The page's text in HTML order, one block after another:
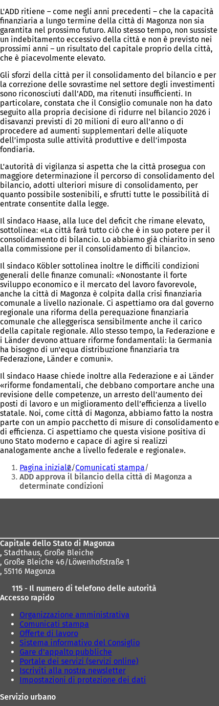
L'ADD ritiene – come negli anni precedenti – che la capacità
finanziaria a lungo termine della città di Magonza non sia
garantita nel prossimo futuro. Allo stesso tempo, non sussiste
un indebitamento eccessivo della città e non è previsto nei
prossimi anni – un risultato del capitale proprio della città,
che è piacevolmente elevato.
Gli sforzi della città per il consolidamento del bilancio e per
la correzione delle sovrastime nel settore degli investimenti
sono riconosciuti dall’ADD, ma ritenuti insufficienti. In
particolare, constata che il Consiglio comunale non ha dato
seguito alla propria decisione di ridurre nel bilancio 2026 i
disavanzi previsti di 20 milioni di euro all’anno o di
procedere ad aumenti supplementari delle aliquote
dell’imposta sulle attività produttive e dell’imposta
fondiaria.
L'autorità di vigilanza si aspetta che la città prosegua con
maggiore determinazione il percorso di consolidamento del
bilancio, adotti ulteriori misure di consolidamento, per
quanto possibile sostenibili, e sfrutti tutte le possibilità di
entrate consentite dalla legge.
Il sindaco Haase, alla luce del deficit che rimane elevato,
sottolinea: «La città farà tutto ciò che è in suo potere per il
consolidamento di bilancio. Lo abbiamo già chiarito in seno
alla commissione per il consolidamento di bilancio».
Il sindaco Köbler sottolinea inoltre le difficili condizioni
generali delle finanze comunali: «Nonostante il forte
sviluppo economico e il mercato del lavoro favorevole,
anche la città di Magonza è colpita dalla crisi finanziaria
comunale a livello nazionale. Ci aspettiamo ora dal governo
regionale una riforma della perequazione finanziaria
comunale che alleggerisca sensibilmente anche il carico
della capitale regionale. Allo stesso tempo, la Federazione e
i Länder devono attuare riforme fondamentali: la Germania
ha bisogno di un'equa distribuzione finanziaria tra
Federazione, Länder e comuni».
Il sindaco Haase chiede inoltre alla Federazione e ai Länder
«riforme fondamentali, che debbano comportare anche una
revisione delle competenze, un arresto dell’aumento dei
posti di lavoro e un miglioramento dell’efficienza a livello
statale. Noi, come città di Magonza, abbiamo fatto la nostra
parte con un ampio pacchetto di misure di consolidamento e
di efficienza. Ci aspettiamo che questa visione positiva di
uno Stato moderno e capace di agire si realizzi
analogamente anche a livello federale e regionale».
Siete
qui:
Pagina iniziale Comunicati stampa
ADD approva il bilancio della città di Magonza a
determinate condizioni
Capitale dello Stato di Magonza
, Stadthaus, Große Bleiche
, Große Bleiche 46/Löwenhofstraße 1
, 55116 Magonza
115 - Il numero di telefono delle autorità
Accesso rapido
Organizzazione amministrativa
Comunicati stampa
Offerte di lavoro
Sistema informativo del Consiglio
Gare d'appalto pubbliche
Portale dei servizi (servizi online)
Iscriviti alla nostra newsletter
Impostazioni di protezione dei dati
Servizio urbano